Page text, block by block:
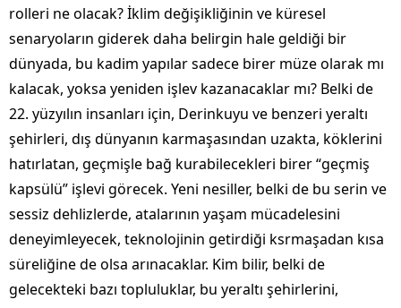
rolleri ne olacak? İklim değişikliğinin ve küresel
senaryoların giderek daha belirgin hale geldiği bir
dünyada, bu kadim yapılar sadece birer müze olarak mı
kalacak, yoksa yeniden işlev kazanacaklar mı? Belki de
22. yüzyılın insanları için, Derinkuyu ve benzeri yeraltı
şehirleri, dış dünyanın karmaşasından uzakta, köklerini
hatırlatan, geçmişle bağ kurabilecekleri birer “geçmiş
kapsülü” işlevi görecek. Yeni nesiller, belki de bu serin ve
sessiz dehlizlerde, atalarının yaşam mücadelesini
deneyimleyecek, teknolojinin getirdiği ksrmaşadan kısa
süreliğine de olsa arınacaklar. Kim bilir, belki de
gelecekteki bazı topluluklar, bu yeraltı şehirlerini,